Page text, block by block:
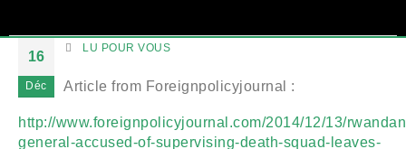
16
Déc
LU POUR VOUS
Article from Foreignpolicyjournal :
http://www.foreignpolicyjournal.com/2014/12/13/
general-accused-of-supervising-death-squad-leaves-